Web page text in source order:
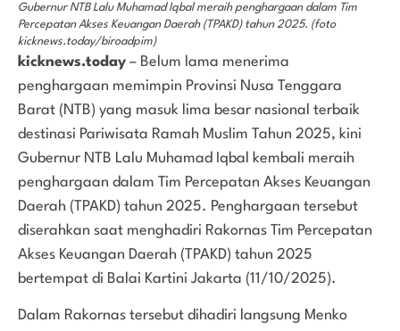
Gubernur NTB Lalu Muhamad Iqbal meraih penghargaan dalam Tim
Percepatan Akses Keuangan Daerah (TPAKD) tahun 2025. (foto
kicknews.today/biroadpim)
kicknews.today – Belum lama menerima
penghargaan memimpin Provinsi Nusa Tenggara
Barat (NTB) yang masuk lima besar nasional terbaik
destinasi Pariwisata Ramah Muslim Tahun 2025, kini
Gubernur NTB Lalu Muhamad Iqbal kembali meraih
penghargaan dalam Tim Percepatan Akses Keuangan
Daerah (TPAKD) tahun 2025. Penghargaan tersebut
diserahkan saat menghadiri Rakornas Tim Percepatan
Akses Keuangan Daerah (TPAKD) tahun 2025
bertempat di Balai Kartini Jakarta (11/10/2025).
Dalam Rakornas tersebut dihadiri langsung Menko